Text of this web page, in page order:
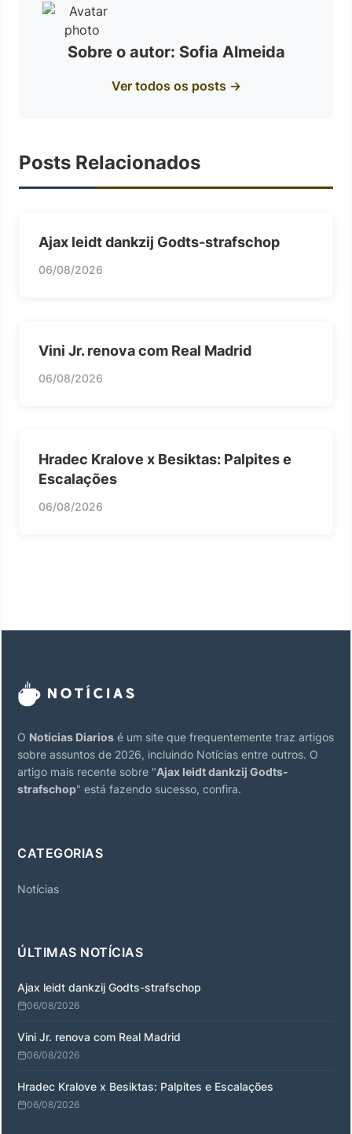
Sobre o autor: Sofia Almeida
Ver todos os posts →
Posts Relacionados
Ajax leidt dankzij Godts-strafschop
06/08/2026
Vini Jr. renova com Real Madrid
06/08/2026
Hradec Kralove x Besiktas: Palpites e
Escalações
06/08/2026
O Notícias Diarios é um site que frequentemente traz artigos
sobre assuntos de 2026, incluindo Notícias entre outros. O
artigo mais recente sobre "Ajax leidt dankzij Godts-
strafschop" está fazendo sucesso, confira.
CATEGORIAS
Notícias
ÚLTIMAS NOTÍCIAS
Ajax leidt dankzij Godts-strafschop
06/08/2026
Vini Jr. renova com Real Madrid
06/08/2026
Hradec Kralove x Besiktas: Palpites e Escalações
06/08/2026